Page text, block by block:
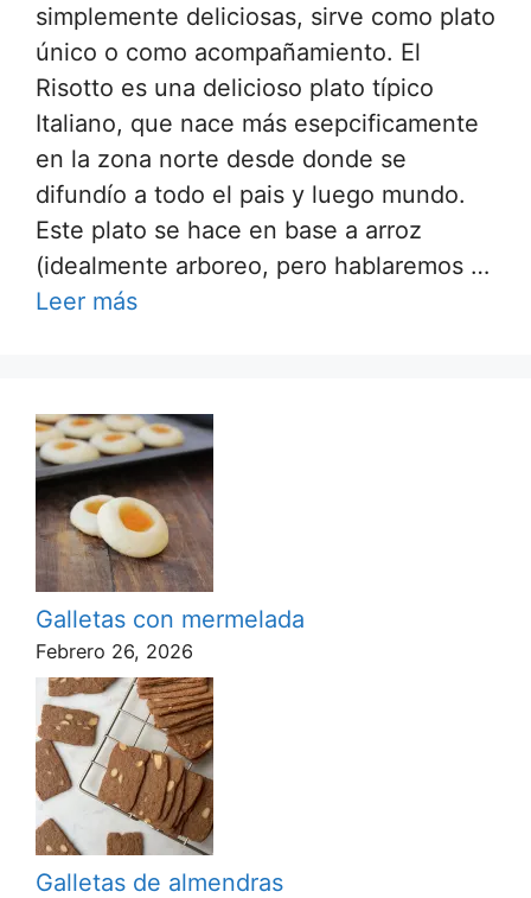
simplemente deliciosas, sirve como plato
único o como acompañamiento. El
Risotto es una delicioso plato típico
Italiano, que nace más esepcificamente
en la zona norte desde donde se
difundío a todo el pais y luego mundo.
Este plato se hace en base a arroz
(idealmente arboreo, pero hablaremos …
Leer más
Galletas con mermelada
Febrero 26, 2026
Galletas de almendras